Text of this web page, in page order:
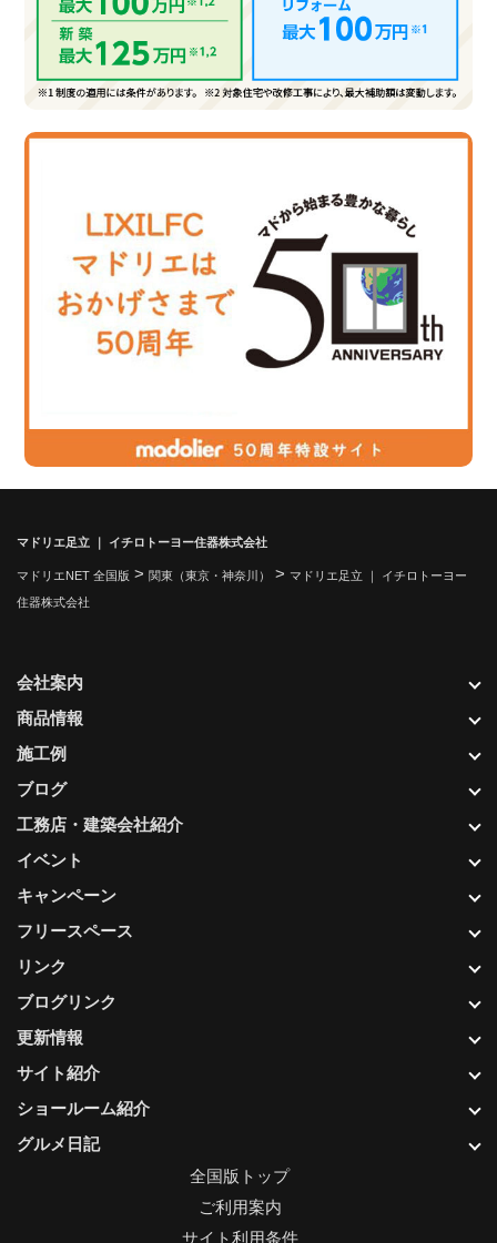
マドリエ足立 ｜ イチロトーヨー住器株式会社
マドリエNET 全国版 > 関東（東京・神奈川） > マドリエ足立 ｜ イチロトーヨー
住器株式会社
更新情報
サイト紹介
ショールーム紹介
グルメ日記
会社案内
商品情報
施工例
ブログ
工務店・建築会社紹介
イベント
キャンペーン
フリースペース
リンク
ブログリンク
全国版トップ
ご利用案内
サイト利用条件